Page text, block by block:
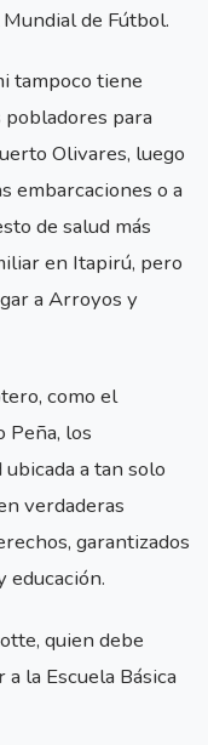
de Fútbol.
tampoco tiene
pobladores para
Olivares, luego
embarcaciones o a
de salud más
en Itapirú, pero
a Arroyos y
como el
Peña, los
ubicada a tan solo
verdaderas
garantizados
educación.
quien debe
la Escuela Básica